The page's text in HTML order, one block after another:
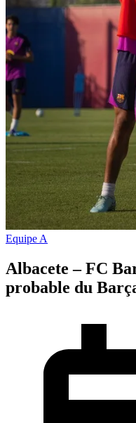
Equipe A
Albacete – FC
probable du